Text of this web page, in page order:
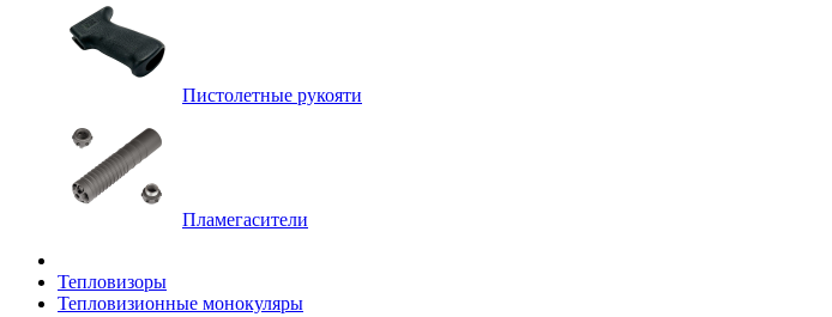
Пистолетные рукояти
Пламегасители
Тепловизоры
Тепловизионные монокуляры